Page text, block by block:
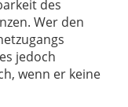
des
Wer den
jedoch
wenn er keine